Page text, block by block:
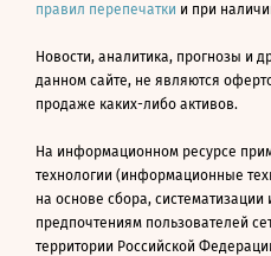
правил перепечатки и при
Новости, аналитика, прогнозы и
данном сайте, не являются
продаже каких-либо активов.
На информационном ресурсе
технологии (информационные
на основе сбора,
предпочтениям пользователей
территории Российской